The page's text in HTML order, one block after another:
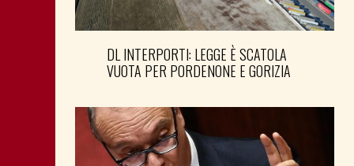
DL INTERPORTI: LEGGE È SCATOLA
VUOTA PER PORDENONE E GORIZIA